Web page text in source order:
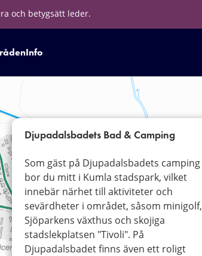
och betygsätt leder.
Info
Djupadalsbadets Bad & Camping
Som gäst på Djupadalsbadets camping
bor du mitt i Kumla stadspark, vilket
innebär närhet till aktiviteter och
sevärdheter i området, såsom minigolf,
Sjöparkens växthus och skojiga
stadslekplatsen "Tivoli". På
Djupadalsbadet finns även ett roligt